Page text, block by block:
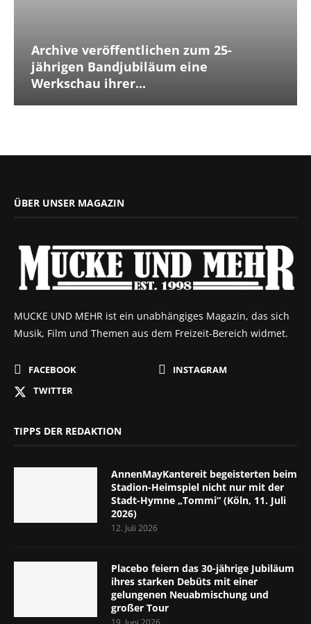
Archive veröffentlichen zum 25-
jährigen Bandjubiläum eine
Werkschau ihrer...
ÜBER UNSER MAGAZIN
MUCKE UND MEHR ist ein unabhängiges Magazin, das sich
Musik, Film und Themen aus dem Freizeit-Bereich widmet.
FACEBOOK
INSTAGRAM
TWITTER
TIPPS DER REDAKTION
AnnenMayKantereit begeisterten beim
Stadion-Heimspiel nicht nur mit der
Stadt-Hymne „Tommi“ (Köln, 11. Juli
2026)
12. Juli 2026
Placebo feiern das 30-jährige Jubiläum
ihres starken Debüts mit einer
gelungenen Neuabmischung und
großer Tour